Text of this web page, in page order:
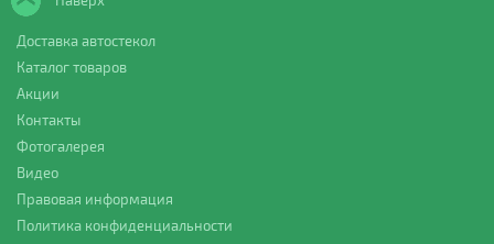
Доставка автостекол
Каталог товаров
Акции
Контакты
Фотогалерея
Видео
Правовая информация
Политика конфиденциальности